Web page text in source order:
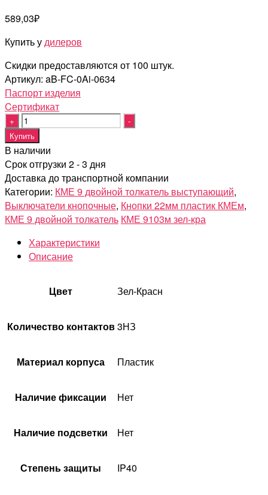
589,03₽
Купить удилеров
Скидки предоставляются от 100 штук.
Артикул: aB-FC-0Ai-0634
Паспорт изделия
Cертификат
Quantity
Купить
В наличии
Срок отгрузки 2 - 3 дня
Доставка до транспортной компании
Категории: КМЕ 9 двойной толкатель выступающий,
Выключатели кнопочные, Кнопки 22мм пластик КМЕм,
КМЕ 9 двойной толкатель КМЕ 9103м зел-кра
Характеристики
Описание
Цвет Зел-Красн
Количество контактов3НЗ
Материал корпуса Пластик
Наличие фиксации Нет
Наличие подсветки Нет
Степень защиты IP40